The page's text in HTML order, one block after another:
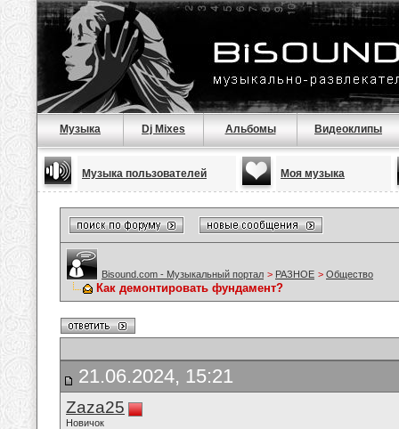
Музыка Dj Mixes Альбомы Видеоклипы
Музыка пользователей Моя музыка
Bisound.com - Музыкальный портал > РАЗНОЕ > Общество
Как демонтировать фундамент?
21.06.2024, 15:21
Zaza25
Новичок